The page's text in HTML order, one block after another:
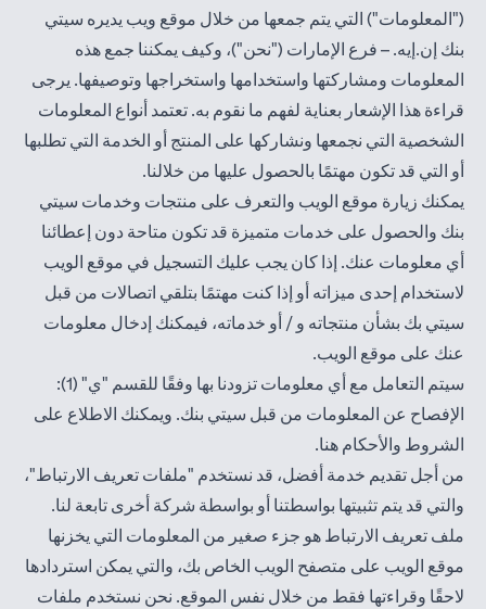
("المعلومات") التي يتم جمعها من خلال موقع ويب يديره سيتي
بنك إن.إيه. – فرع الإمارات ("نحن")، وكيف يمكننا جمع هذه
المعلومات ومشاركتها واستخدامها واستخراجها وتوصيفها. يرجى
قراءة هذا الإشعار بعناية لفهم ما نقوم به. تعتمد أنواع المعلومات
الشخصية التي نجمعها ونشاركها على المنتج أو الخدمة التي تطلبها
أو التي قد تكون مهتمًا بالحصول عليها من خلالنا.
يمكنك زيارة موقع الويب والتعرف على منتجات وخدمات سيتي
بنك والحصول على خدمات متميزة قد تكون متاحة دون إعطائنا
أي معلومات عنك. إذا كان يجب عليك التسجيل في موقع الويب
لاستخدام إحدى ميزاته أو إذا كنت مهتمًا بتلقي اتصالات من قبل
سيتي بك بشأن منتجاته و / أو خدماته، فيمكنك إدخال معلومات
عنك على موقع الويب.
سيتم التعامل مع أي معلومات تزودنا بها وفقًا للقسم "ي" (1):
الإفصاح عن المعلومات من قبل سيتي بنك. ويمكنك الاطلاع على
الشروط والأحكام هناopens in a new tab.
من أجل تقديم خدمة أفضل، قد نستخدم "ملفات تعريف الارتباط"،
والتي قد يتم تثبيتها بواسطتنا أو بواسطة شركة أخرى تابعة لنا.
ملف تعريف الارتباط هو جزء صغير من المعلومات التي يخزنها
موقع الويب على متصفح الويب الخاص بك، والتي يمكن استردادها
لاحقًا وقراءتها فقط من خلال نفس الموقع. نحن نستخدم ملفات